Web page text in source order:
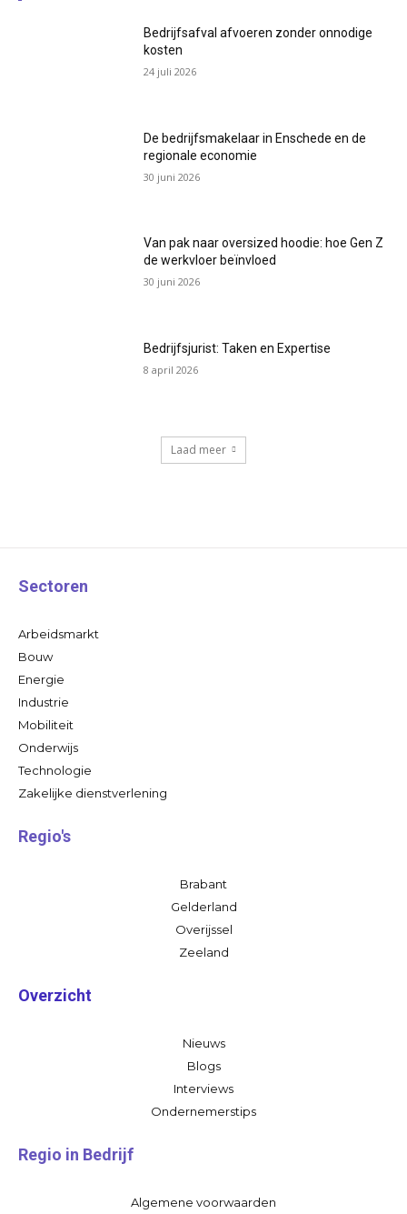
Bedrijfsafval afvoeren zonder onnodige
kosten
24 juli 2026
De bedrijfsmakelaar in Enschede en de
regionale economie
30 juni 2026
Van pak naar oversized hoodie: hoe Gen Z
de werkvloer beïnvloed
30 juni 2026
Bedrijfsjurist: Taken en Expertise
8 april 2026
Laad meer
Sectoren
Arbeidsmarkt
Bouw
Energie
Industrie
Mobiliteit
Onderwijs
Technologie
Zakelijke dienstverlening
Regio's
Brabant
Gelderland
Overijssel
Zeeland
Overzicht
Nieuws
Blogs
Interviews
Ondernemerstips
Regio in Bedrijf
Algemene voorwaarden